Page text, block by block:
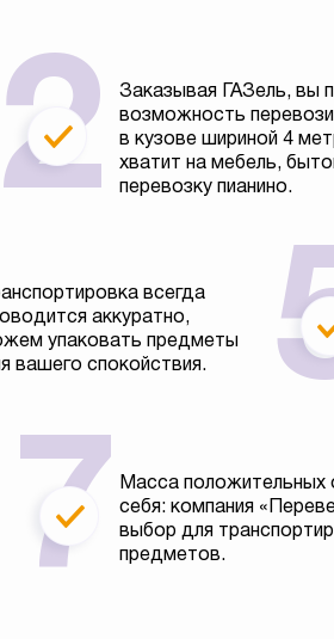
Заказывая ГАЗель, вы
возможность
в кузове шириной 4
хватит на мебель,
перевозку пианино.
всегда
аккуратно,
упаковать предметы
вашего спокойствия.
Масса положительных
себя: компания
выбор для
предметов.